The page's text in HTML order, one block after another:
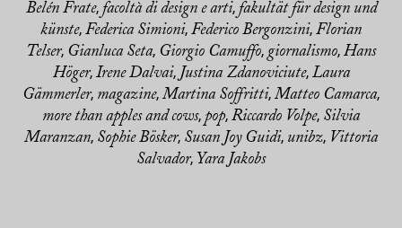
Belén Frate, facoltà di design e arti, fakultät für design und
künste, Federica Simioni, Federico Bergonzini, Florian
Telser, Gianluca Seta, Giorgio Camuffo, giornalismo, Hans
Höger, Irene Dalvai, Justina Zdanoviciute, Laura
Gämmerler, magazine, Martina Soffritti, Matteo Camarca,
more than apples and cows, pop, Riccardo Volpe, Silvia
Maranzan, Sophie Bösker, Susan Joy Guidi, unibz, Vittoria
Salvador, Yara Jakobs